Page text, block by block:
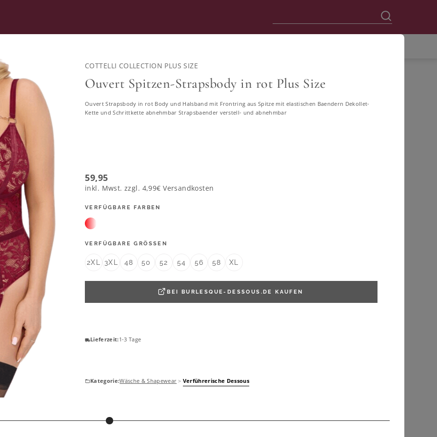
VERFÜHRERISCHE DESSOUS
Dessous in großen Größen
SUSA SUSA
COTTELLI COLLECTION PLUS SIZE
Ouvert Spitzen-Strapsbody in rot Plus Size
Ouvert Strapsbody in rot Body und Halsband mit Frontring aus Spitze mit elastischen Baendern Dekollet-
Kette und Schrittkette abnehmbar Strapsbaender verstell- und abnehmbar
59,95
inkl. Mwst. zzgl. 4,99€ Versandkosten
VERFÜGBARE FARBEN
VERFÜGBARE GRÖSSEN
2XL 3XL 48 50 52 54 56 58 XL
BEI BURLESQUE-DESSOUS.DE KAUFEN
Lieferzeit:1-3 Tage
Kategorie:Wäsche & Shapewear > Verführerische Dessous